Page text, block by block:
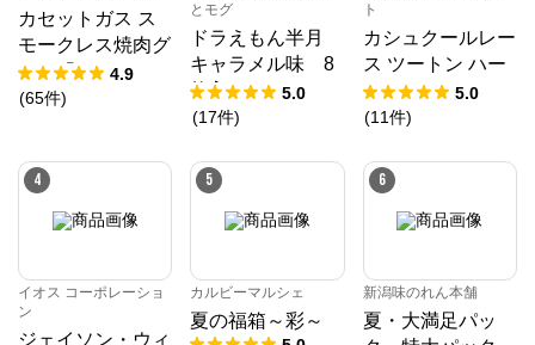
カセットガス ス
モークレス焼肉グ
リル「やきまる」
シャア専用ザクII
4.9
(65件)
とモグ
ドラえもん半月
キャラメル味 8
枚入
5.0
(17件)
ト
カシュクールレー
ス ツートン ハー
フバックショーツ
5.0
(11件)
4
イオス コーポレーショ
ン
ジェイソン・ウィ
5
カルビーマルシェ
夏の福箱～彩～
6
新潟味のれん本舗
夏・大満足パッ